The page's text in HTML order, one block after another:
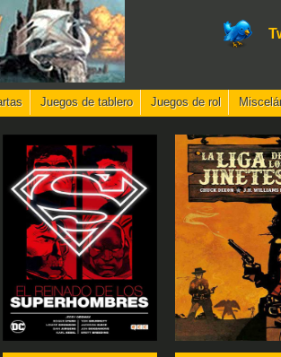
Juegos de tablero Juegos de rol